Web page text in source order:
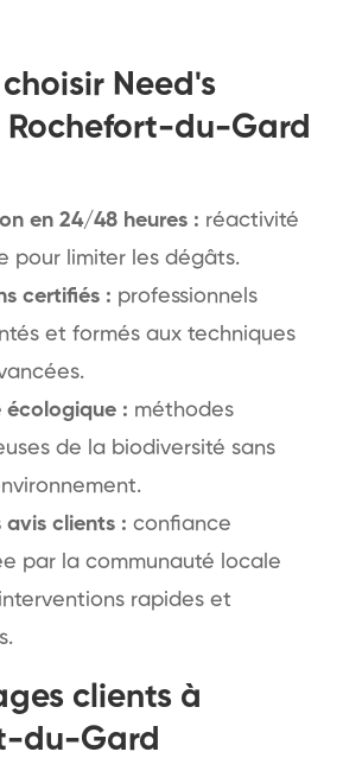
Need's
Rochefort-du-Gard
en 24/48 heures : réactivité
pour limiter les dégâts.
certifiés : professionnels
et formés aux techniques
écologique : méthodes
de la biodiversité sans
avis clients : confiance
par la communauté locale
rapides et
clients à
du-Gard